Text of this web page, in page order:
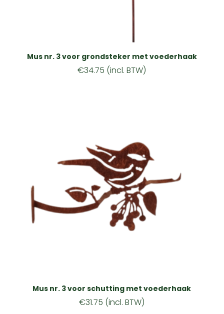
Mus nr. 3 voor grondsteker met voederhaak
€34.75 (incl. BTW)
Mus nr. 3 voor schutting met voederhaak
€31.75 (incl. BTW)